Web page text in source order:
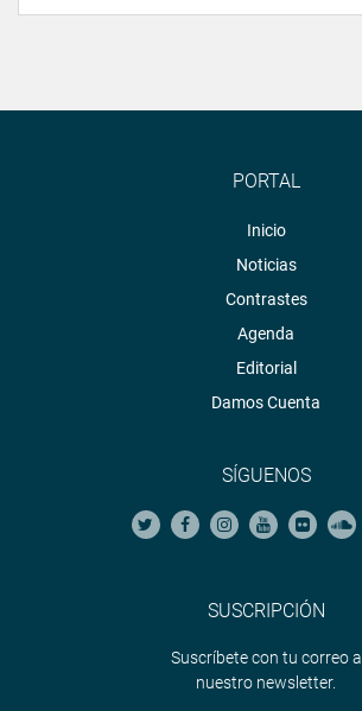
PORTAL
Inicio
Noticias
Contrastes
Agenda
Editorial
Damos Cuenta
SÍGUENOS
SUSCRIPCIÓN
Suscríbete con tu correo a
nuestro newsletter.